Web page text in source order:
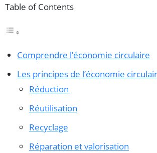
Table of Contents
Comprendre l’économie circulaire
Les principes de l’économie
Réduction
Réutilisation
Recyclage
Réparation et valorisation